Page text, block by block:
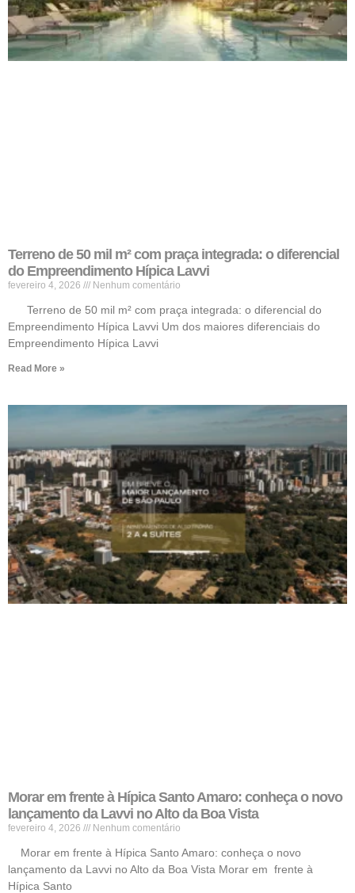
Terreno de 50 mil m² com praça integrada: o diferencial
do Empreendimento Hípica Lavvi
fevereiro 4, 2026 Nenhum comentário
Terreno de 50 mil m² com praça integrada: o diferencial do
Empreendimento Hípica Lavvi Um dos maiores diferenciais do
Empreendimento Hípica Lavvi
Read More »
Morar em frente à Hípica Santo Amaro: conheça o novo
lançamento da Lavvi no Alto da Boa Vista
fevereiro 4, 2026 Nenhum comentário
Morar em frente à Hípica Santo Amaro: conheça o novo
lançamento da Lavvi no Alto da Boa Vista Morar em frente à
Hípica Santo